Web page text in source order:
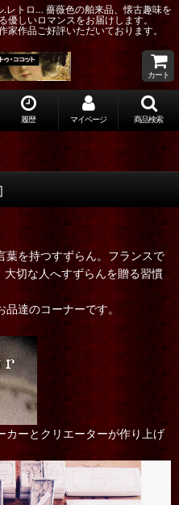
レトロ… 薔薇色の舶来品、懐古趣味を
しいロマンスをお届けします。
作品ご好評いただいております。
カート
履歴 マイページ 商品検索
]
葉を持つすずらん。フランスで
大切な人へすずらんを贈る習慣
達のコーナーです。
カーとクリエーターが作り上げ